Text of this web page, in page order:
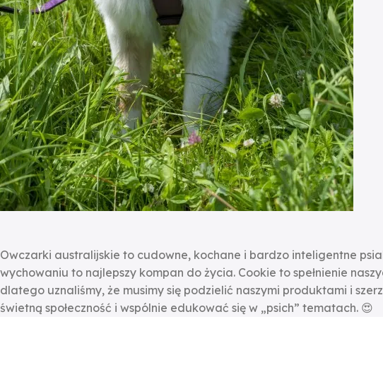
Owczarki australijskie to cudowne, kochane i bardzo inteligentne
wychowaniu to najlepszy kompan do życia. Cookie to spełnienie
dlatego uznaliśmy, że musimy się podzielić naszymi produktami i
świetną społeczność i wspólnie edukować się w „psich” tematach. 😍